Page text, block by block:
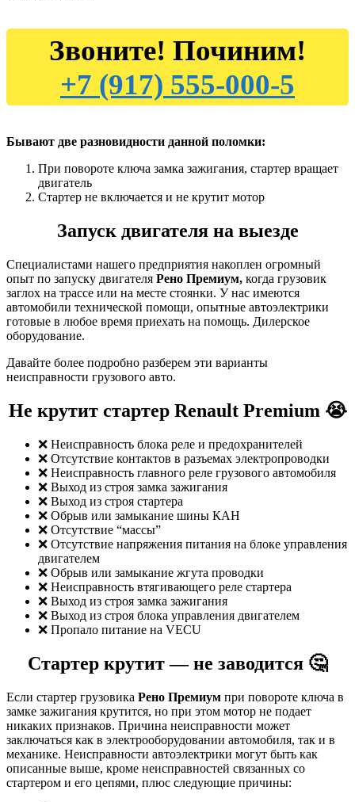
Звоните! Починим!
+7 (917) 555-000-5
Бывают две разновидности данной поломки:
При повороте ключа замка зажигания, стартер вращает
двигатель
Стартер не включается и не крутит мотор
Запуск двигателя на выезде
Специалистами нашего предприятия накоплен огромный
опыт по запуску двигателя Рено Премиум, когда грузовик
заглох на трассе или на месте стоянки. У нас имеются
автомобили технической помощи, опытные автоэлектрики
готовые в любое время приехать на помощь. Дилерское
оборудование.
Давайте более подробно разберем эти варианты
неисправности грузового авто.
Не крутит стартер Renault Premium 😭
❌ Неисправность блока реле и предохранителей
❌ Отсутствие контактов в разъемах электропроводки
❌ Неисправность главного реле грузового автомобиля
❌ Выход из строя замка зажигания
❌ Выход из строя стартера
❌ Обрыв или замыкание шины КАН
❌ Отсутствие “массы”
❌ Отсутствие напряжения питания на блоке управления
двигателем
❌ Обрыв или замыкание жгута проводки
❌ Неисправность втягивающего реле стартера
❌ Выход из строя замка зажигания
❌ Выход из строя блока управления двигателем
❌ Пропало питание на VECU
Стартер крутит — не заводится 🤔
Если стартер грузовика Рено Премиум при повороте ключа в
замке зажигания крутится, но при этом мотор не подает
никаких признаков. Причина неисправности может
заключаться как в электрооборудовании автомобиля, так и в
механике. Неисправности автоэлектрики могут быть как
описанные выше, кроме неисправностей связанных со
стартером и его цепями, плюс следующие причины: